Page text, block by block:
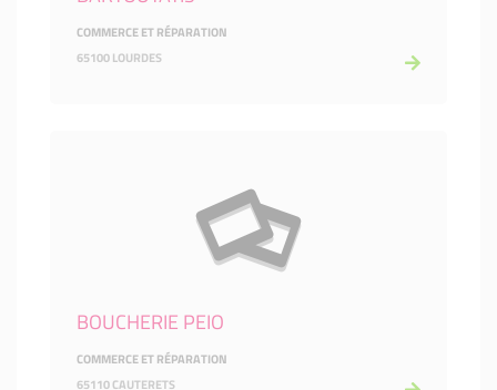
COMMERCE ET RÉPARATION
65100 LOURDES
BOUCHERIE PEIO
COMMERCE ET RÉPARATION
65110 CAUTERETS